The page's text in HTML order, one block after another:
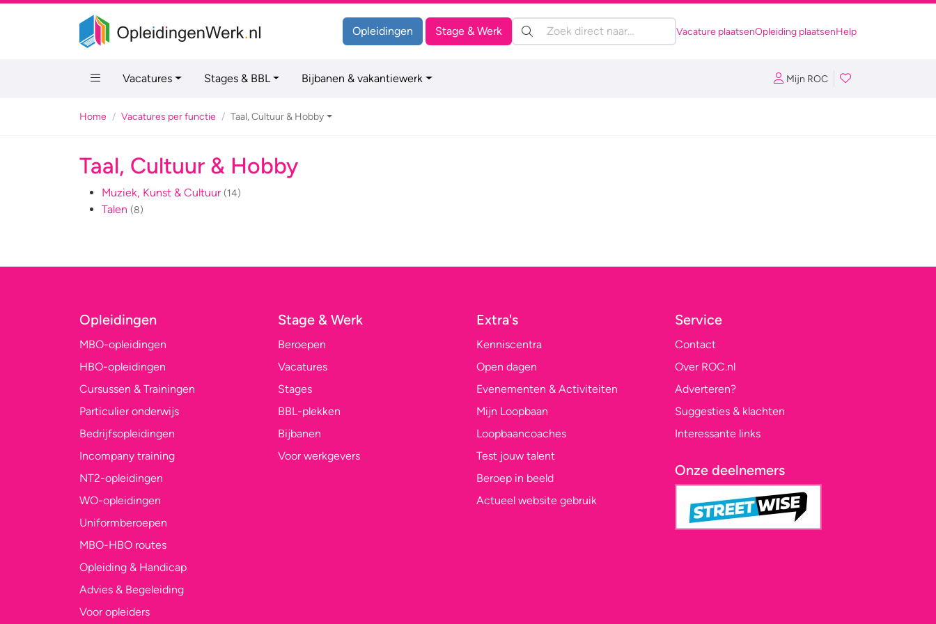
Opleidingen Stage & Werk Zoeken: Vacature plaatsenOpleiding plaatsenHelp
Vacatures Stages & BBL Bijbanen & vakantiewerk Mijn ROC
Home Vacatures per functie Taal, Cultuur & Hobby
Taal, Cultuur & Hobby
Muziek, Kunst & Cultuur (14)
Talen (8)
Opleidingen
MBO-opleidingen
HBO-opleidingen
Cursussen & Trainingen
Particulier onderwijs
Bedrijfsopleidingen
Incompany training
NT2-opleidingen
WO-opleidingen
Uniformberoepen
MBO-HBO routes
Opleiding & Handicap
Advies & Begeleiding
Voor opleiders
Stage & Werk
Beroepen
Vacatures
Stages
BBL-plekken
Bijbanen
Voor werkgevers
Extra's
Kenniscentra
Open dagen
Evenementen & Activiteiten
Mijn Loopbaan
Loopbaancoaches
Test jouw talent
Beroep in beeld
Actueel website gebruik
Service
Contact
Over ROC.nl
Adverteren?
Suggesties & klachten
Interessante links
Onze deelnemers